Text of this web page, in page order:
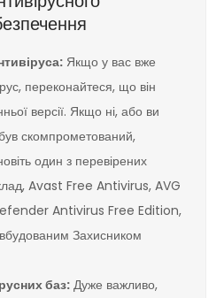
Якщо у вас вже
переконайтеся, що він
версії. Якщо ні, або ви
скомпрометований,
один з перевірених
Avast Free Antivirus, AVG
Antivirus Free Edition,
Захисником
баз: Дуже важливо,